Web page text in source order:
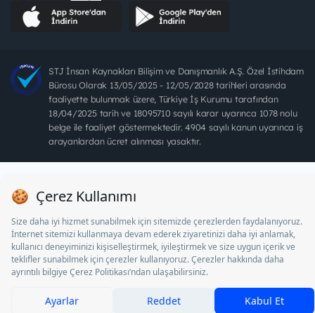
STJ İnsan Kaynakları Bilişim ve Danışmanlık A.Ş. Özel İstihdam
Bürosu Olarak 13/05/2025 - 12/05/2028 tarihleri arasında
faaliyette bulunmak üzere, Türkiye İş Kurumu tarafından
18/04/2025 tarih ve 18095710 sayılı karar uyarınca 1078 nolu
belge ile faaliyet göstermektedir. 4904 sayılı kanun uyarınca iş
arayanlardan ücret alınması yasaktır.